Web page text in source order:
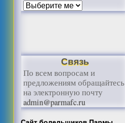
Связь
По всем вопросам и
предложениям обращайтесь
на электронную почту
admin@parmafc.ru